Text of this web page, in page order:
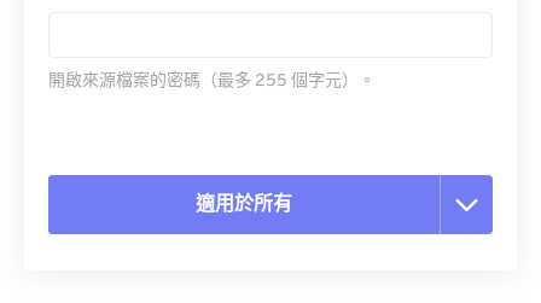
開啟來源檔案的密碼（最多 255 個字元）。
適用於所有